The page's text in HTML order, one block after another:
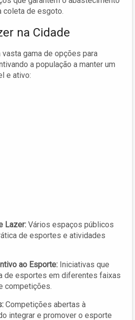
coleta de esgoto.
na Cidade
gama de opções para
a população a manter um
e ativo:
Lazer: Vários espaços públicos
de esportes e atividades
ao Esporte: Iniciativas que
de esportes em diferentes faixas
competições.
Competições abertas à
integrar e promover o esporte